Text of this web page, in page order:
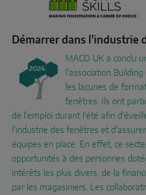
Démarrer dans l'industrie
MACO UK a conclu
l'association
les lacunes de
fenêtres. Ils ont
de l'emploi durant l'été afin
l'industrie des fenêtres et
équipes en place. En effet, ce
opportunités à des personnes
intérêts les plus divers, de la
par les magasiniers. Les